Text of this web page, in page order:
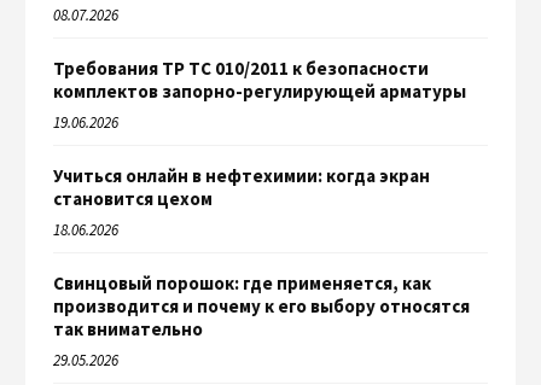
08.07.2026
Требования ТР ТС 010/2011 к безопасности
комплектов запорно-регулирующей арматуры
19.06.2026
Учиться онлайн в нефтехимии: когда экран
становится цехом
18.06.2026
Свинцовый порошок: где применяется, как
производится и почему к его выбору относятся
так внимательно
29.05.2026